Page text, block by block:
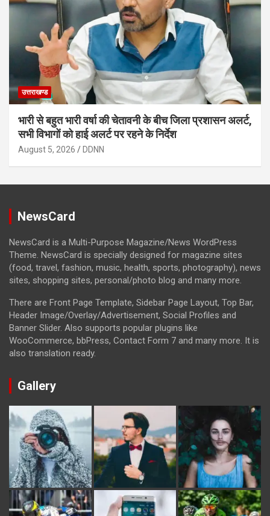
उत्तराखण्ड
भारी से बहुत भारी वर्षा की चेतावनी के बीच जिला प्रशासन अलर्ट,
सभी विभागों को हाई अलर्ट पर रहने के निर्देश
August 5, 2026 DDNN
NewsCard
NewsCard is a Multi-Purpose Magazine/News WordPress
Theme. NewsCard is specially designed for magazine sites
(food, travel, fashion, music, health, sports, photography), news
sites, shopping sites, personal/photo blog and many more.
There are Front Page Template, Sidebar Page Layout, Top Bar,
Header Image/Overlay/Advertisement, Social Profiles and
Banner Slider. Also supports popular plugins like
WooCommerce, bbPress, Contact Form 7 and many more. It is
also translation ready.
Gallery